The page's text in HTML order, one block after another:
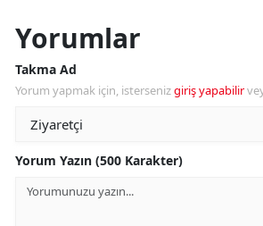
Yorumlar
Takma Ad
Yorum yapmak için, istersenizgiriş yapabilir
Yorum Yazın (500 Karakter)